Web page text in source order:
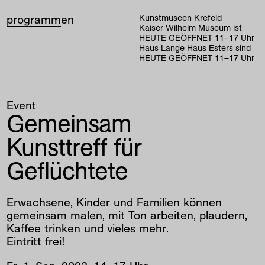
programmen
Kunstmuseen Krefeld
Kaiser Wilhelm Museum ist
HEUTE GEÖFFNET 11–17 Uhr
Haus Lange Haus Esters sind
HEUTE GEÖFFNET 11–17 Uhr
Event
Gemeinsam
Kunsttreff für
Geflüchtete
Erwachsene, Kinder und Familien können
gemeinsam malen, mit Ton arbeiten, plaudern,
Kaffee trinken und vieles mehr.
Eintritt frei!